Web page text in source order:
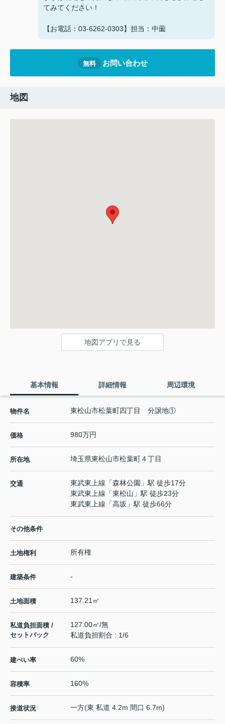
てみてください！
【お電話：03-6262-0303】担当：中薗
無料 お問い合わせ
地図
地図アプリで見る
基本情報 詳細情報 周辺環境
物件名 東松山市松葉町四丁目 分譲地①
価格 980万円
所在地 埼玉県東松山市松葉町４丁目
交通 東武東上線 「森林公園 」駅 徒歩17分
東武東上線 「東松山 」駅 徒歩23分
東武東上線 「高坂 」駅 徒歩66分
その他条件
土地権利 所有権
建築条件 -
土地面積 137.21㎡
私道負担面積 /
セットバック
127.00㎡/無
私道負担割合 : 1/6
建ぺい率 60%
容積率 160%
接道状況 一方(東 私道 4.2m 間口 6.7m)